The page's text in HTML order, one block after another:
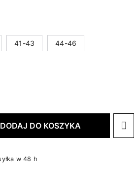
41-43 44-46
DODAJ DO KOSZYKA
w 48 h